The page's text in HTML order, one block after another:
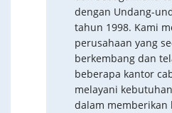
dengan Undang-
tahun 1998. Kami
perusahaan yang
berkembang dan
beberapa kantor
melayani
dalam memberikan